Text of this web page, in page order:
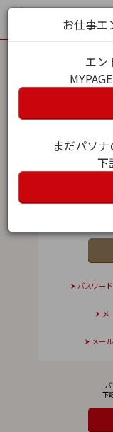
MYPAGE
パスワード
パスワー
メ
メー
パ
下
お仕事エ
エン
まだパソ
下